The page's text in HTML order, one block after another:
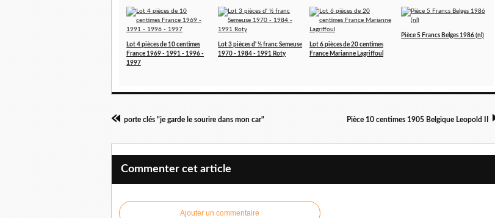
Lot 4 pièces de 10 centimes
France 1969 - 1991 - 1996 -
1997
Lot 3 pièces d' ½ franc Semeuse
1970 - 1984 - 1991 Roty
Lot 6 pièces de 20 centimes
France Marianne Lagriffoul
Pièce 5 Francs Belges 1986 (nl)
porte clés "je garde le sourire dans mon car" Pièce 10 centimes 1905 Belgique Leopold II
Commenter cet article
Ajouter un commentaire